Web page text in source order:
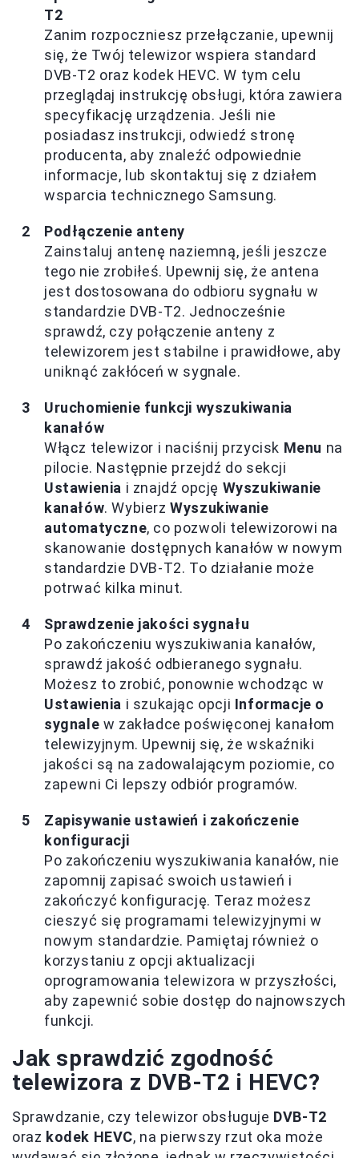
T2
Zanim rozpoczniesz przełączanie, upewnij
się, że Twój telewizor wspiera standard
DVB-T2 oraz kodek HEVC. W tym celu
przeglądaj instrukcję obsługi, która zawiera
specyfikację urządzenia. Jeśli nie
posiadasz instrukcji, odwiedź stronę
producenta, aby znaleźć odpowiednie
informacje, lub skontaktuj się z działem
wsparcia technicznego Samsung.
Podłączenie anteny
Zainstaluj antenę naziemną, jeśli jeszcze
tego nie zrobiłeś. Upewnij się, że antena
jest dostosowana do odbioru sygnału w
standardzie DVB-T2. Jednocześnie
sprawdź, czy połączenie anteny z
telewizorem jest stabilne i prawidłowe, aby
uniknąć zakłóceń w sygnale.
Uruchomienie funkcji wyszukiwania
kanałów
Włącz telewizor i naciśnij przycisk Menu na
pilocie. Następnie przejdź do sekcji
Ustawienia i znajdź opcję Wyszukiwanie
kanałów. WybierzWyszukiwanie
automatyczne, co pozwoli telewizorowi na
skanowanie dostępnych kanałów w nowym
standardzie DVB-T2. To działanie może
potrwać kilka minut.
Sprawdzenie jakości sygnału
Po zakończeniu wyszukiwania kanałów,
sprawdź jakość odbieranego sygnału.
Możesz to zrobić, ponownie wchodząc w
Ustawienia i szukając opcji Informacje o
sygnale w zakładce poświęconej kanałom
telewizyjnym. Upewnij się, że wskaźniki
jakości są na zadowalającym poziomie, co
zapewni Ci lepszy odbiór programów.
Zapisywanie ustawień i zakończenie
konfiguracji
Po zakończeniu wyszukiwania kanałów, nie
zapomnij zapisać swoich ustawień i
zakończyć konfigurację. Teraz możesz
cieszyć się programami telewizyjnymi w
nowym standardzie. Pamiętaj również o
korzystaniu z opcji aktualizacji
oprogramowania telewizora w przyszłości,
aby zapewnić sobie dostęp do najnowszych
funkcji.
Jak sprawdzić zgodność
telewizora z DVB-T2 i HEVC?
Sprawdzanie, czy telewizor obsługuje DVB-T2
oraz kodek HEVC, na pierwszy rzut oka może